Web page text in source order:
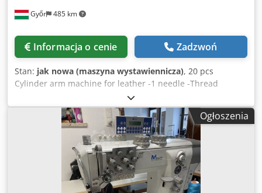
Győr 485 km
Informacja o cenie Zadzwoń
Stan: jak nowa (maszyna wystawiennicza), 20 pcs
Cylinder arm machine for leather -1 needle -Thread
trimmer Dcjdpfeikqpkox Apvsk -3 transport -220v -Efka
motor
Ogłoszenia